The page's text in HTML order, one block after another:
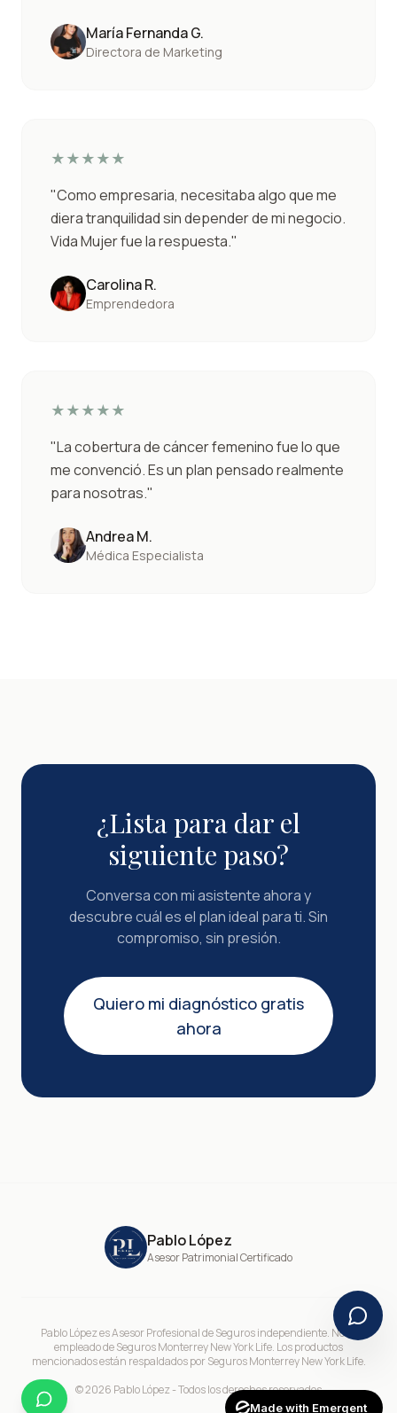
María Fernanda G.
Directora de Marketing
★★★★★
"Como empresaria, necesitaba algo que me
diera tranquilidad sin depender de mi negocio.
Vida Mujer fue la respuesta."
Carolina R.
Emprendedora
★★★★★
"La cobertura de cáncer femenino fue lo que
me convenció. Es un plan pensado realmente
para nosotras."
Andrea M.
Médica Especialista
¿Lista para dar el
siguiente paso?
Conversa con mi asistente ahora y
descubre cuál es el plan ideal para ti. Sin
compromiso, sin presión.
Quiero mi diagnóstico gratis
ahora
Pablo López
Asesor Patrimonial Certificado
Pablo López es Asesor Profesional de Seguros independiente. No es
empleado de Seguros Monterrey New York Life. Los productos
mencionados están respaldados por Seguros Monterrey New York Life.
©2026 Pablo López - Todos los derechos reservados
Made with Emergent